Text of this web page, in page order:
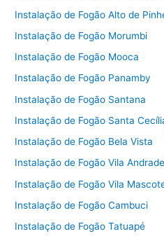
Instalação de Fogão Alto de
Instalação de Fogão Morumbi
Instalação de Fogão Mooca
Instalação de Fogão Panamby
Instalação de Fogão Santana
Instalação de Fogão Santa
Instalação de Fogão Bela Vista
Instalação de Fogão Vila Andrade
Instalação de Fogão Vila
Instalação de Fogão Cambuci
Instalação de Fogão Tatuapé